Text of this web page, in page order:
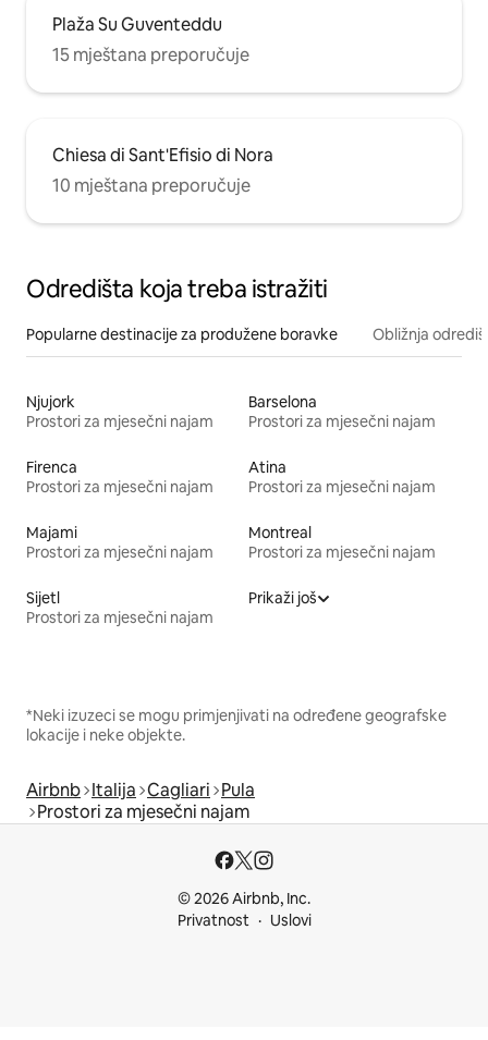
Plaža Su Guventeddu
15 mještana preporučuje
Chiesa di Sant'Efisio di Nora
10 mještana preporučuje
Odredišta koja treba istražiti
Popularne destinacije za produžene boravke Obližnja
Njujork
Prostori za mjesečni najam
Barselona
Prostori za mjesečni najam
Firenca
Prostori za mjesečni najam
Atina
Prostori za mjesečni najam
Majami
Prostori za mjesečni najam
Montreal
Prostori za mjesečni najam
Sijetl
Prostori za mjesečni najam
Prikaži još
*Neki izuzeci se mogu primjenjivati na određene geografske
lokacije i neke objekte.
Airbnb Italija Cagliari Pula
Prostori za mjesečni najam
© 2026 Airbnb, Inc.
Privatnost
Uslovi